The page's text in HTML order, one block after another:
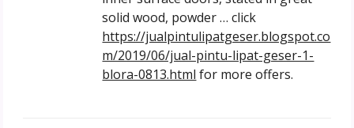
solid wood, powder … click
https://jualpintulipatgeser.blogspot.co
m/2019/06/jual-pintu-lipat-geser-1-
blora-0813.html for more offers.